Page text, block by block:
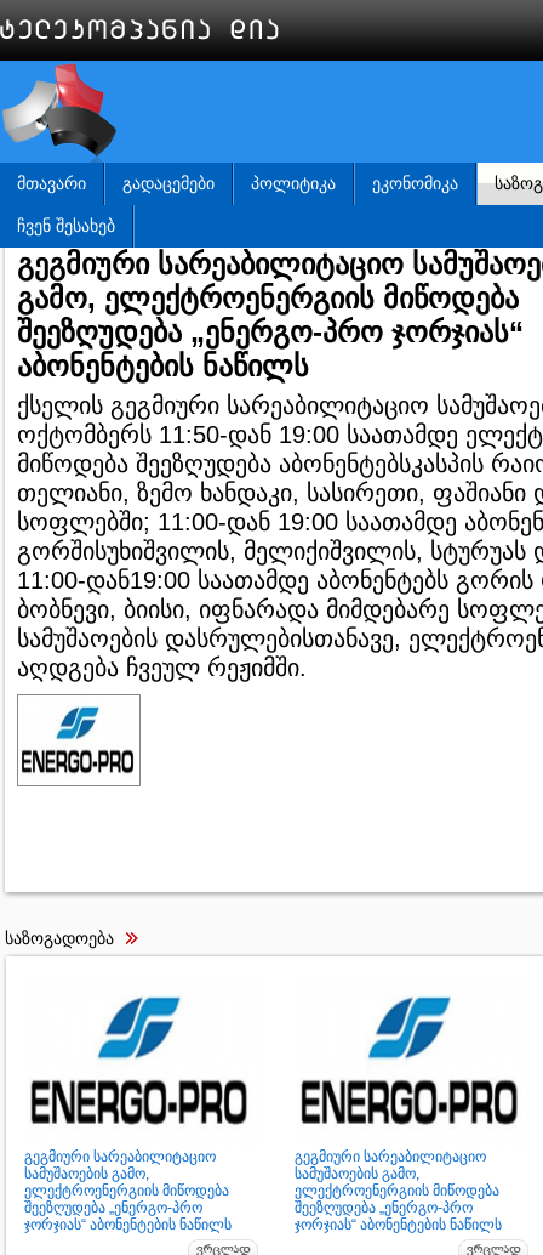
ᲛᲗᲐᲕᲐᲠᲘ ᲒᲐᲓᲐᲪᲔᲛᲔᲑᲘ ᲞᲝᲚᲘᲢᲘᲙᲐ ᲔᲙᲝᲜᲝᲛᲘᲙᲐ
ᲩᲕᲔᲜ ᲨᲔᲡᲐᲮᲔᲑ
გეგმიური სარეაბილიტაციო
გამო, ელექტროენერგიის მიწოდება
შეეზღუდება „ენერგო-პრო ჯორჯიას“
აბონენტების ნაწილს
ქსელის გეგმიური სარეაბილიტაციო
ოქტომბერს 11:50-დან 19:00 საათამდე
მიწოდება შეეზღუდება აბონენტებსკასპის
თელიანი, ზემო ხანდაკი, სასირეთი, ფაშიანი
სოფლებში; 11:00-დან 19:00 საათამდე
გორშისუხიშვილის, მელიქიშვილის, სტურუას
11:00-დან19:00 საათამდე აბონენტებს
ბობნევი, ბიისი, იფნარადა მიმდებარე
სამუშაოების დასრულებისთანავე,
აღდგება ჩვეულ რეჟიმში.
საზოგადოება
გეგმიური სარეაბილიტაციო
სამუშაოების გამო,
ელექტროენერგიის მიწოდება
შეეზღუდება „ენერგო-პრო
ჯორჯიას“ აბონენტების ნაწილს
გეგმიური სარეაბილიტაციო
სამუშაოების გამო,
ელექტროენერგიის მიწოდება
შეეზღუდება „ენერგო-პრო
ჯორჯიას“ აბონენტების ნაწილს